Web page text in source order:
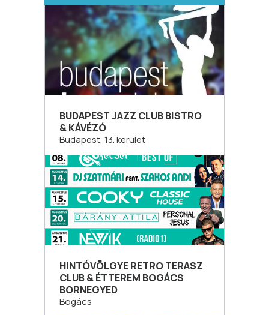
BUDAPEST JAZZ CLUB BISTRO
& KÁVÉZÓ
Budapest, 13. kerület
HINTÓVÖLGYE RETRO TERASZ
CLUB & ÉTTEREM BOGÁCS
BORNEGYED
Bogács